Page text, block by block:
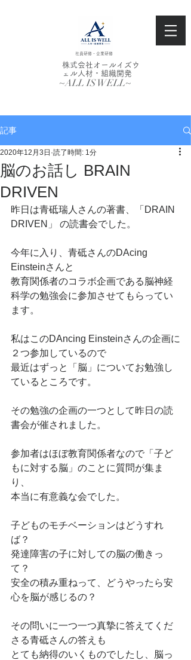
社員研修・企業研修
株式会社オールイズウ
ェル人材・組織開発
~ALL IS WELL~
記事
脳のお話し BRAIN
DRIVEN
2020年12月3日 読了時間: 1分
昨日は青砥瑞人さんの著書、「DRAIN
DRIVEN」 の読書会でした。
今年に入り、青砥さんのDAcing
Einsteinさんと
教育関係者のコラボ企画である脳神経
科学の勉強会に参加させてもらってい
ます。
私はこのDAncing Einsteinさんの企画に
２つ参加しているので
最近はずっと「脳」についてお勉強し
ているところです。
その勉強の企画の一つとして昨日の読
書会が催されました。
参加者はほぼ教育関係者なので「子ど
もに対する脳」のことに質問が集ま
り、
本当に有意義な会でした。
子どものモチベーションはどうすれ
ば？
発達障害の子に対しての脳の働きっ
て？
安全の積み重ねって、どうやったら安
心を脳が感じるの？
その問いに一つ一つ真摯に答えてくだ
さる青砥さんの答えも
とても納得のいくものでしたし、脳っ